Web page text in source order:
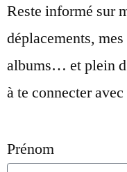
Reste informé sur
déplacements,
albums… et plein
à te connecter
Prénom